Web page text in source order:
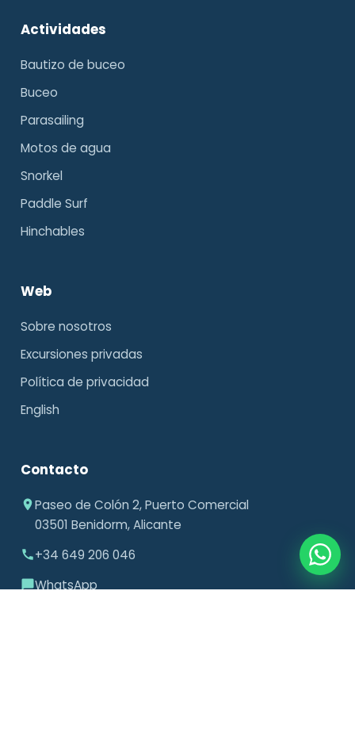
Actividades
Bautizo de buceo
Buceo
Parasailing
Motos de agua
Snorkel
Paddle Surf
Hinchables
Web
Sobre nosotros
Excursiones privadas
Política de privacidad
English
Contacto
Paseo de Colón 2, Puerto Comercial
03501 Benidorm, Alicante
+34 649 206 046
WhatsApp